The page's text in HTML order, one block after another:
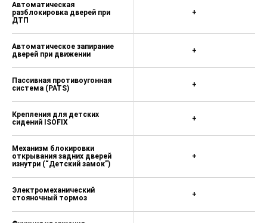
Автоматическая
разблокировка дверей при
ДТП
Автоматическое запирание
дверей при движении
Пассивная противоугонная
система (PATS)
Крепления для детских
сидений ISOFIX
Механизм блокировки
открывания задних дверей
изнутри (“Детский замок”)
Электромеханический
стояночный тормоз
+
+
+
+
+
+